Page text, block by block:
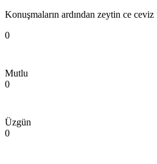
Konuşmaların ardından zeytin ce ceviz
0
Mutlu
0
Üzgün
0